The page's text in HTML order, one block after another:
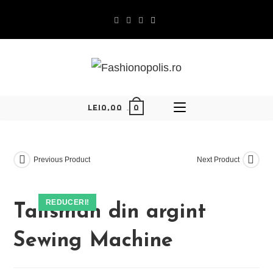
content
LEI0,00 0
REDUCERI!
Previous Product Next Product
Talisman din argint
Sewing Machine